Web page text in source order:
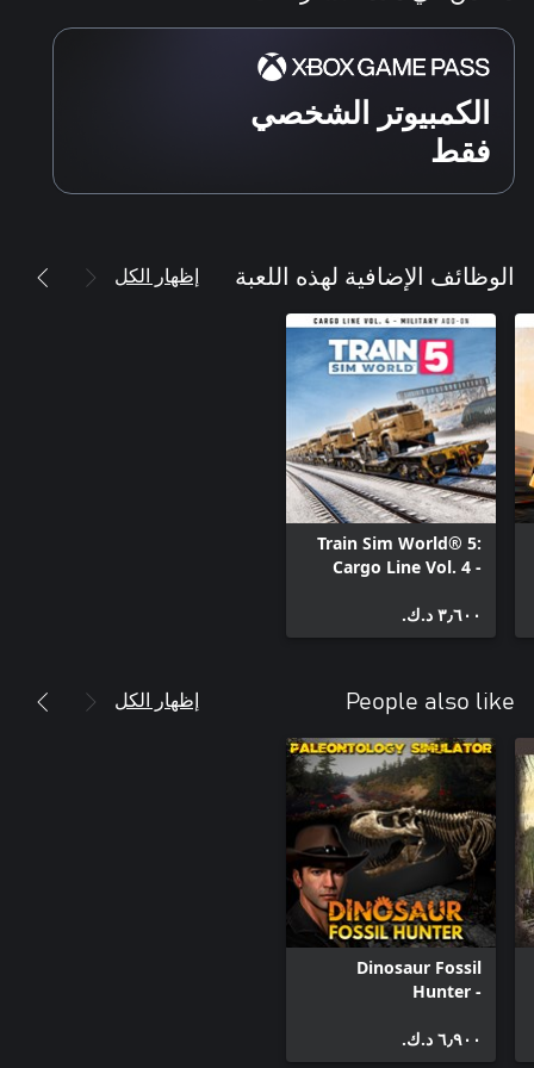
الكمبيوتر الشخصي
فقط
الوظائف الإضافية لهذه اللعبة إظهار الكل
Train Sim World® 5:
Cargo Line Vol. 4 -
٣٫٦٠٠ د.ك.‏
People also like إظهار الكل
Dinosaur Fossil
Hunter -
Simulator
٦٫٩٠٠ د.ك.‏